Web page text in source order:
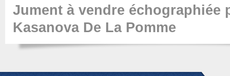
Jument à vendre échographiée
Kasanova De La Pomme